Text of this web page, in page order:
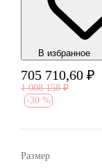
В избранноe
705 710,60 ₽
1 008 158 ₽
-30 %
Размер